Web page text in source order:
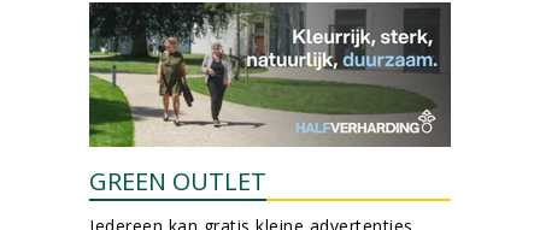
GREEN OUTLET